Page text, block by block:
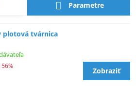
Parametre
plotová tvárnica
Zobraziť